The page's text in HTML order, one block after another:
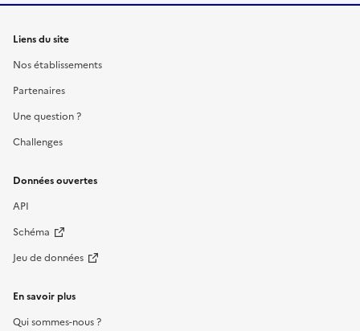
Liens du site
Nos établissements
Partenaires
Une question ?
Challenges
Données ouvertes
API
Schéma
Jeu de données
En savoir plus
Qui sommes-nous ?